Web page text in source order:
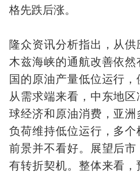
格先跌后涨。
隆众资讯分析指出，从
木兹海峡的通航改善依然
国的原油产量低位运行，
从需求端来看，中东地
球经济和原油消费，亚洲
负荷维持低位运行，多个
前景并不看好。展望后市
有转折契机。整体来看，